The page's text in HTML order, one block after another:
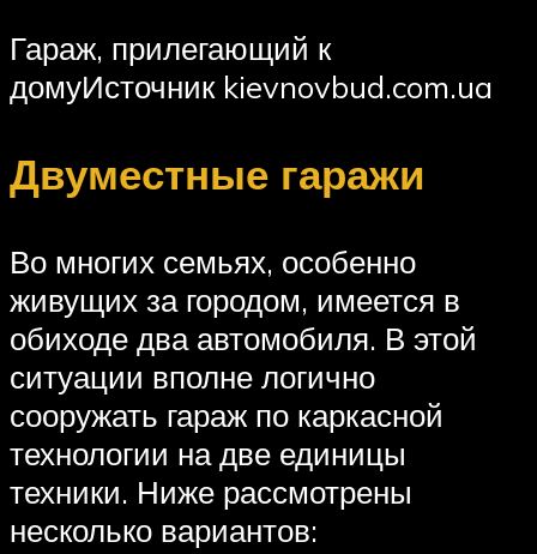
Гараж, прилегающий к
домуИсточник kievnovbud.com.ua
Двуместные гаражи
Во многих семьях, особенно
живущих за городом, имеется в
обиходе два автомобиля. В этой
ситуации вполне логично
сооружать гараж по каркасной
технологии на две единицы
техники. Ниже рассмотрены
несколько вариантов: